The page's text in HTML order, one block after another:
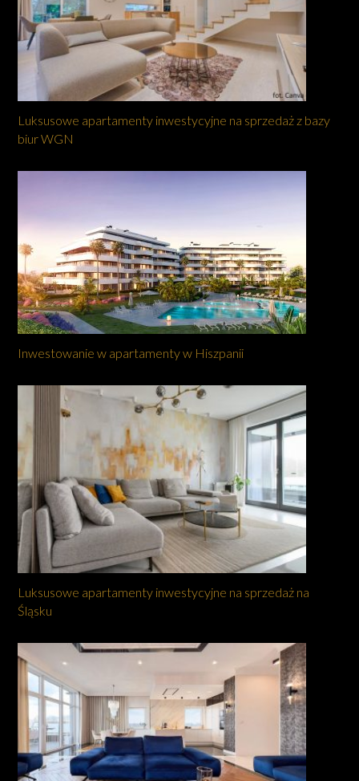
Luksusowe apartamenty inwestycyjne na sprzedaż z bazy
biur WGN
Inwestowanie w apartamenty w Hiszpanii
Luksusowe apartamenty inwestycyjne na sprzedaż na
Śląsku